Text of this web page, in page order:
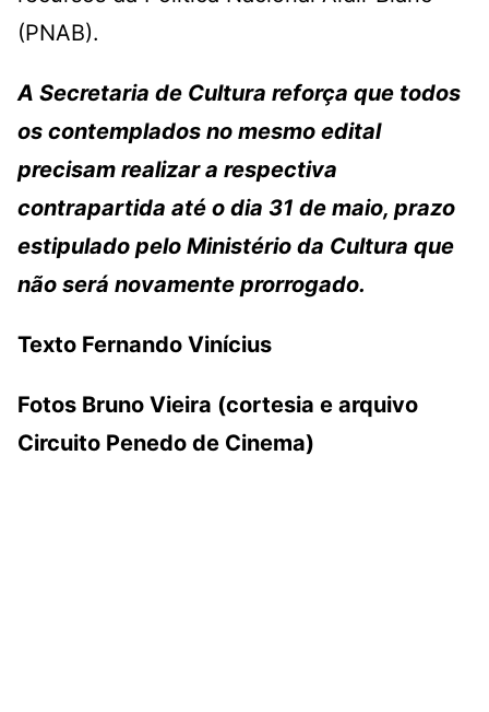
(PNAB).
A Secretaria de Cultura reforça que todos
os contemplados no mesmo edital
precisam realizar a respectiva
contrapartida até o dia 31 de maio, prazo
estipulado pelo Ministério da Cultura que
não será novamente prorrogado.
Texto Fernando Vinícius
Fotos Bruno Vieira (cortesia e arquivo
Circuito Penedo de Cinema)